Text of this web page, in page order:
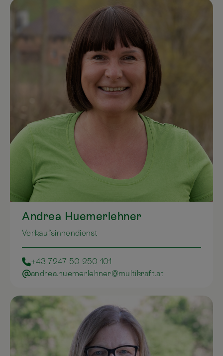
Andrea Huemerlehner
Verkaufsinnendienst
+43 7247 50 250 101
andrea.huemerlehner@multikraft.at